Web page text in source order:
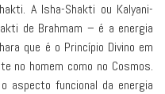
A Isha-Shakti ou Kalyani-
de Brahmam – é a energia
que é o Princípio Divino em
no homem como no Cosmos.
aspecto funcional da energia